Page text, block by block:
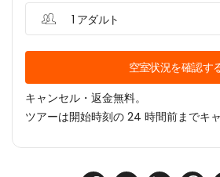
1 アダルト
空室状況を確認す
キャンセル・返金無料。
ツアーは開始時刻の 24 時間前までキ